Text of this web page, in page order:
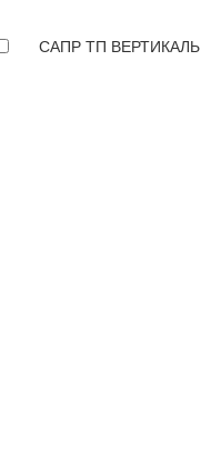
САПР ТП ВЕРТИКАЛЬ